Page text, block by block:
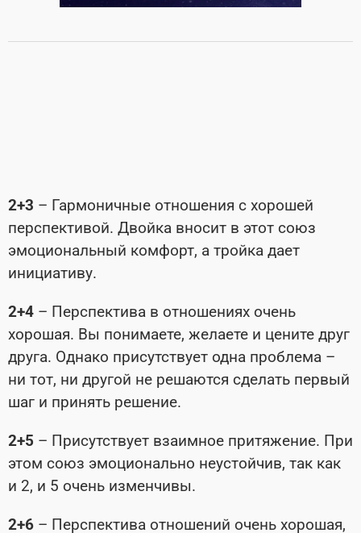
2+3 – Гармоничные отношения с хорошей
перспективой. Двойка вносит в этот союз
эмоциональный комфорт, а тройка дает
инициативу.
2+4 – Перспектива в отношениях очень
хорошая. Вы понимаете, желаете и цените друг
друга. Однако присутствует одна проблема –
ни тот, ни другой не решаются сделать первый
шаг и принять решение.
2+5 – Присутствует взаимное притяжение. При
этом союз эмоционально неустойчив, так как
и 2, и 5 очень изменчивы.
2+6 – Перспектива отношений очень хорошая,